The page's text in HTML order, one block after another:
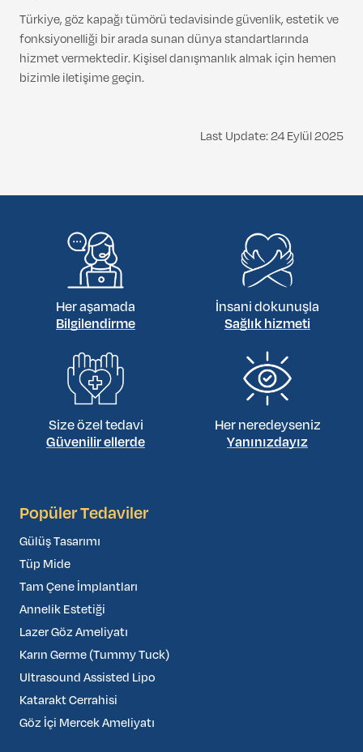
Türkiye, göz kapağı tümörü tedavisinde güvenlik, estetik ve
fonksiyonelliği bir arada sunan dünya standartlarında
hizmet vermektedir. Kişisel danışmanlık almak için hemen
bizimle iletişime geçin.
Last Update: 24 Eylül 2025
Her aşamada
Bilgilendirme
İnsani dokunuşla
Sağlık hizmeti
Size özel tedavi
Güvenilir ellerde
Her neredeyseniz
Yanınızdayız
Popüler Tedaviler
Gülüş Tasarımı
Tüp Mide
Tam Çene İmplantları
Annelik Estetiği
Lazer Göz Ameliyatı
Karın Germe (Tummy Tuck)
Ultrasound Assisted Lipo
Katarakt Cerrahisi
Göz İçi Mercek Ameliyatı